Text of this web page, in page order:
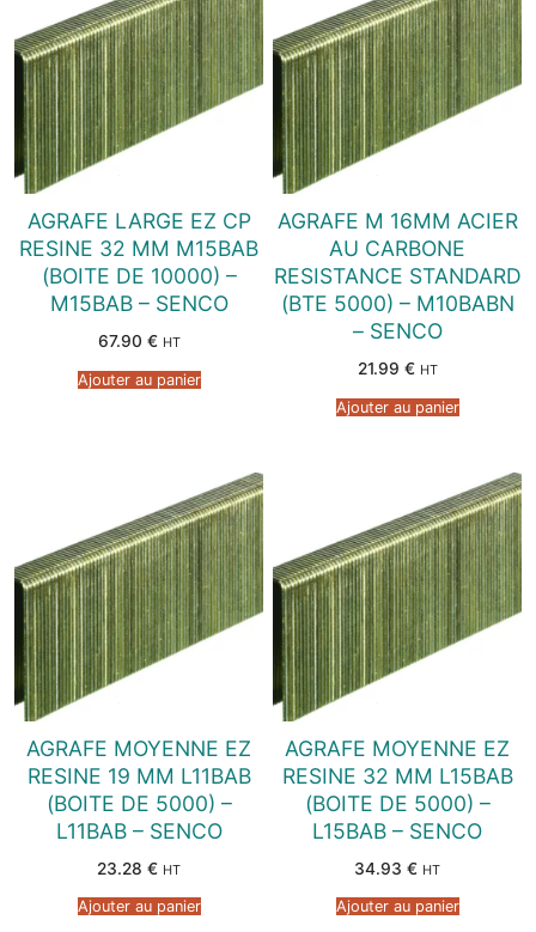
AGRAFE LARGE EZ CP
RESINE 32 MM M15BAB
(BOITE DE 10000) –
M15BAB – SENCO
67.90 € HT
Ajouter au panier
AGRAFE M 16MM ACIER
AU CARBONE
RESISTANCE STANDARD
(BTE 5000) – M10BABN
– SENCO
21.99 € HT
Ajouter au panier
AGRAFE MOYENNE EZ
RESINE 19 MM L11BAB
(BOITE DE 5000) –
L11BAB – SENCO
23.28 € HT
Ajouter au panier
AGRAFE MOYENNE EZ
RESINE 32 MM L15BAB
(BOITE DE 5000) –
L15BAB – SENCO
34.93 € HT
Ajouter au panier